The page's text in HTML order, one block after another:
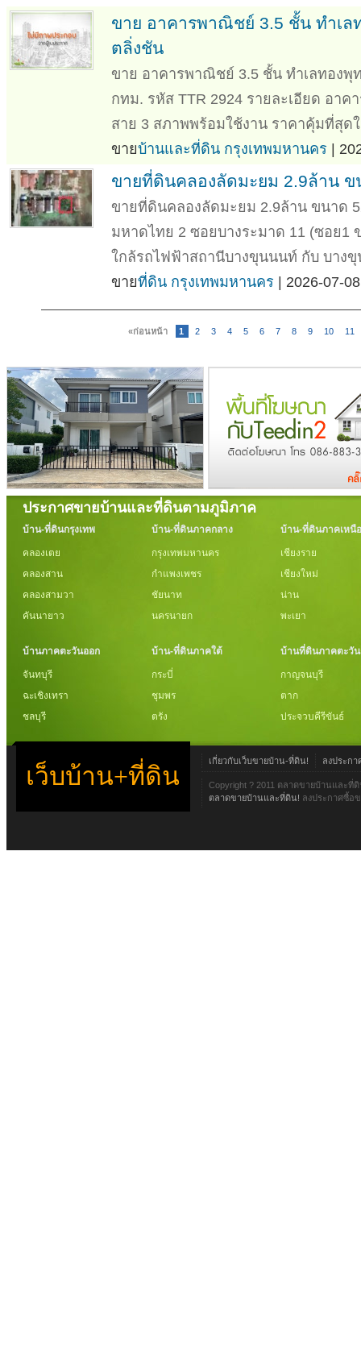
ขาย อาคารพาณิชย์ 3.5 ชั้น ทำเ
ตลิ่งชัน
ขาย อาคารพาณิชย์ 3.5 ชั้น ทำเลทอง
กทม. รหัส TTR 2924 รายละเอียด อ
สาย 3 สภาพพร้อมใช้งาน ราคาคุ้มที่สุด
ขายบ้านและที่ดิน กรุงเทพมหานคร |
ขายที่ดินคลองลัดมะยม 2.9ล้าน ข
ขายที่ดินคลองลัดมะยม 2.9ล้าน ขนาด
มหาดไทย 2 ซอยบางระมาด 11 (ซอย1
ใกล้รถไฟฟ้าสถานีบางขุนนนท์ กับ บางขุ
ขายที่ดิน กรุงเทพมหานคร | 2026-07-
«ก่อนหน้า 1 2 3 4 5 6 7 8 9 10 11
ประกาศขายบ้านและที่ดินตามภูมิภาค
บ้าน-ที่ดินกรุงเทพ
คลองเตย
คลองสาน
คลองสามวา
คันนายาว
บ้านภาคตะวันออก
จันทบุรี
ฉะเชิงเทรา
ชลบุรี
บ้าน-ที่ดินภาคกลาง
กรุงเทพมหานคร
กำแพงเพชร
ชัยนาท
นครนายก
บ้าน-ที่ดินภาคใต้
กระบี่
ชุมพร
ตรัง
บ้าน-ที่ดินภาคเหนือ
เชียงราย
เชียงใหม่
น่าน
พะเยา
บ้านที่ดินภาคตะวั
กาญจนบุรี
ตาก
ประจวบคีรีขันธ์
เว็บบ้าน+ที่ดิน
เกี่ยวกับเว็บขายบ้าน-ที่ดิน! ลงประก
Copyright ? 2011 ตลาดขายบ้านและที่
ตลาดขายบ้านและที่ดิน! ลงประกาศซื้อ